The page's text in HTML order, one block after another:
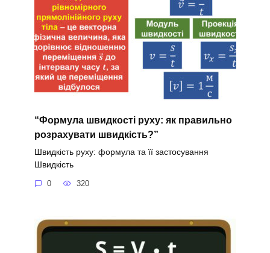
“Формула швидкості руху: як правильно
розрахувати швидкість?”
Швидкість руху: формула та її застосування
Швидкість
0 320